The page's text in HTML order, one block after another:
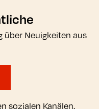
über Neuigkeiten aus
sozialen Kanälen.